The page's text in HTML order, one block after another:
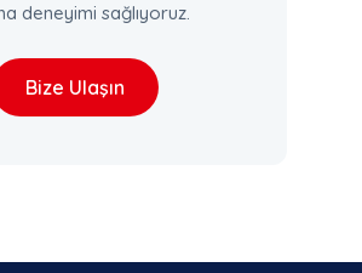
deneyimi sağlıyoruz.
Bize Ulaşın